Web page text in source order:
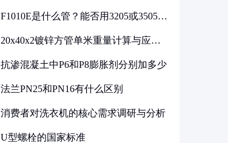
F1010E是什么管？能否用3205或3505代
20x40x2镀锌方管单米重量计算与应用
抗渗混凝土中P6和P8膨胀剂分别加多少
法兰PN25和PN16有什么区别
消费者对洗衣机的核心需求调研与分析
U型螺栓的国家标准